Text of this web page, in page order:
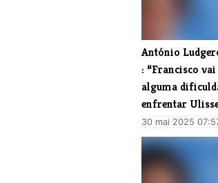
António
: “Francisco
alguma
enfrentar
30 mai 2025